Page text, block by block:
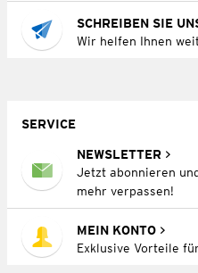
SCHREIBEN SIE
Wir helfen Ihnen
SERVICE
NEWSLETTER
Jetzt abonnieren
mehr verpassen!
MEIN KONTO
Exklusive Vorteile